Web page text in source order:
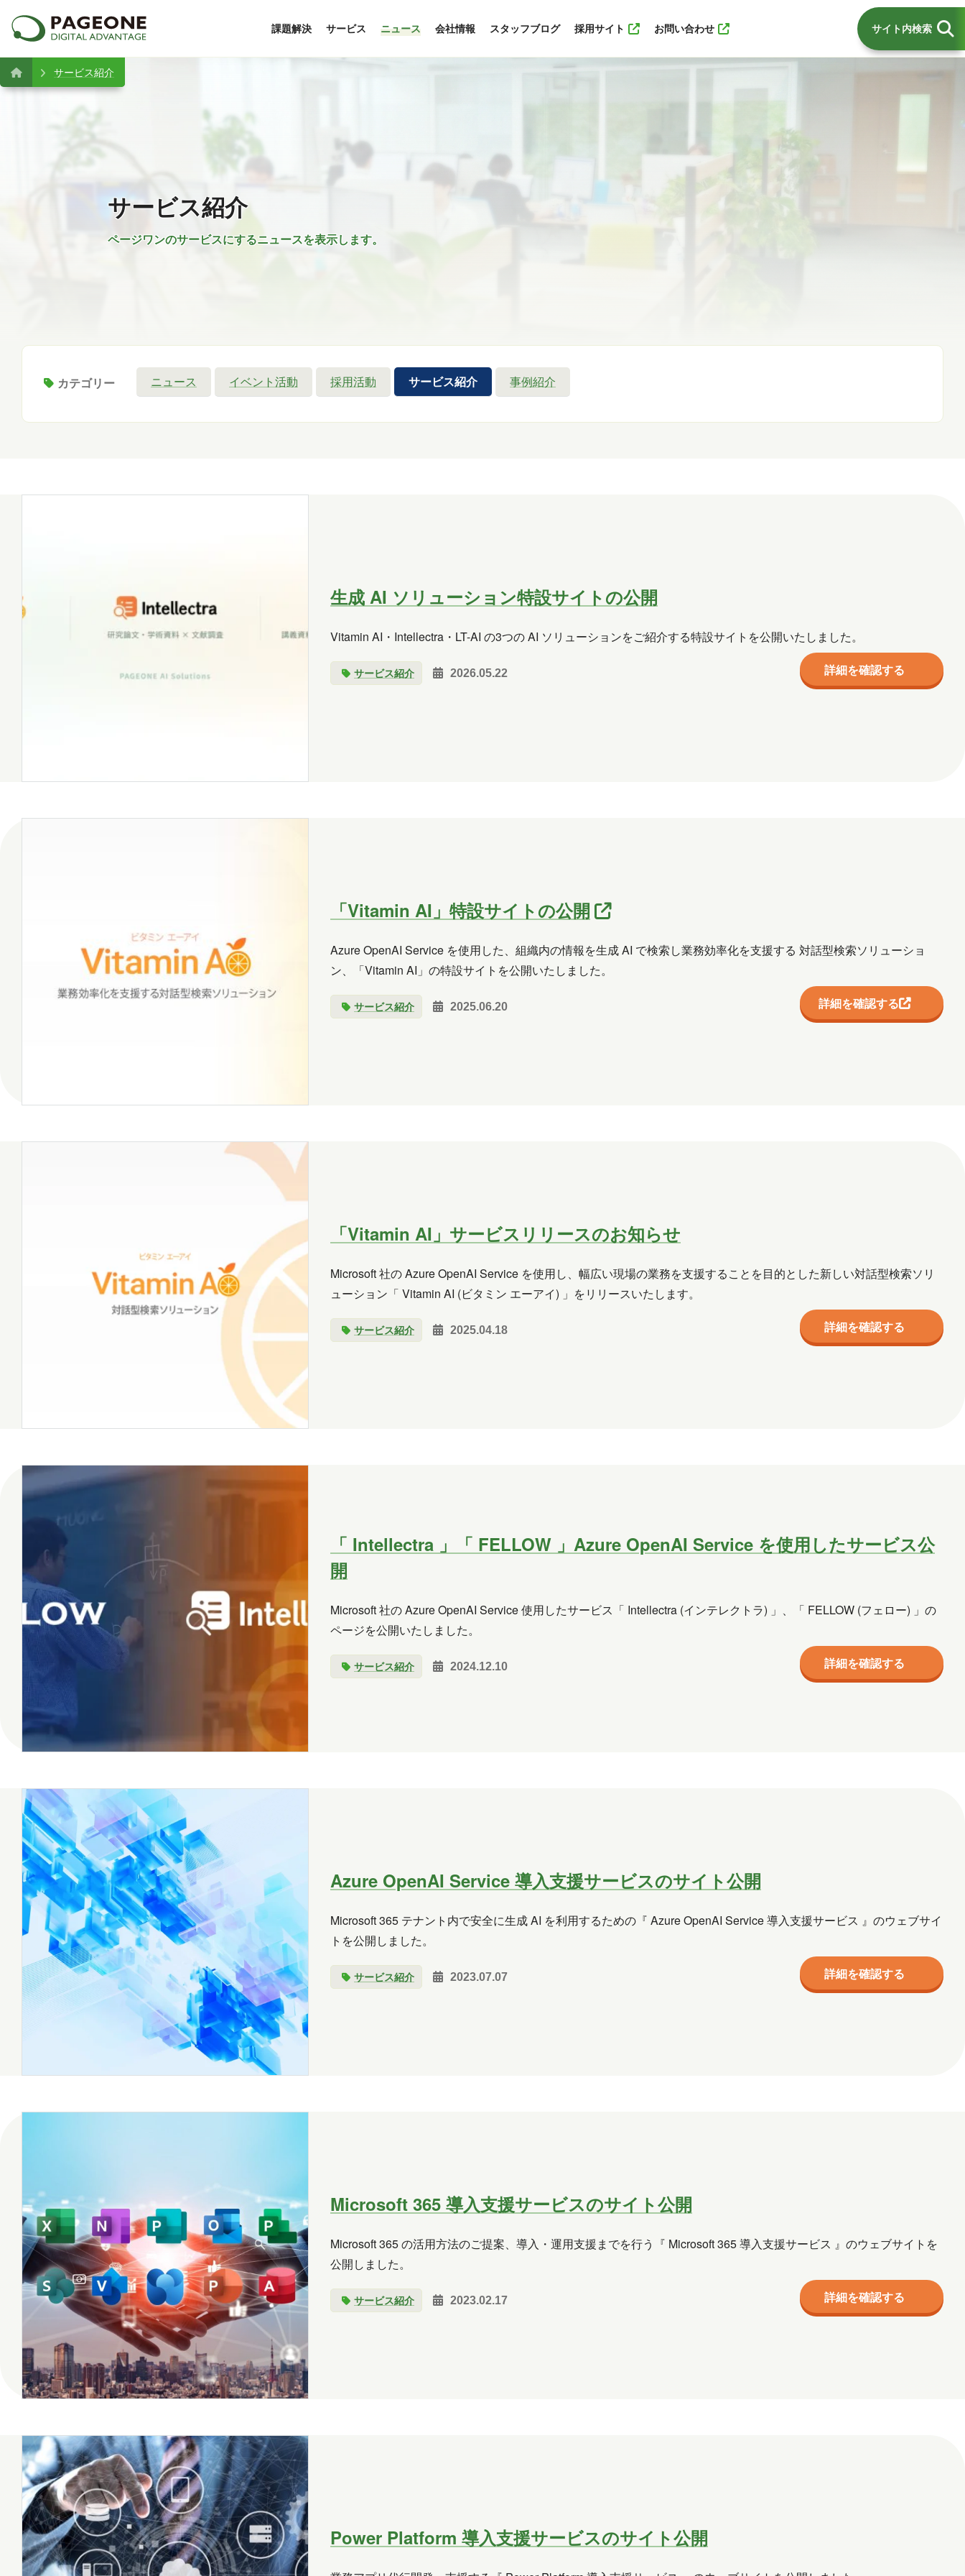
課題解決 サービス ニュース 会社情報 スタッフブログ 採用サイト お問い合わせ サイト内検索
サービス紹介
サービス紹介
ページワンのサービスにするニュースを表示します。
カテゴリー ニュース イベント活動 採用活動 サービス紹介 事例紹介
生成 AI ソリューション特設サイトの公開
Vitamin AI・Intellectra・LT-AI の3つの AI ソリューションをご紹介する特設サイトを公開いたしました。
サービス紹介 2026.05.22 詳細を確認する
「Vitamin AI」特設サイトの公開
Azure OpenAI Service を使用した、組織内の情報を生成 AI で検索し業務効率化を支援する 対話型検索ソリューショ
ン、「Vitamin AI」の特設サイトを公開いたしました。
サービス紹介 2025.06.20 詳細を確認する
「Vitamin AI」サービスリリースのお知らせ
Microsoft 社の Azure OpenAI Service を使用し、幅広い現場の業務を支援することを目的とした新しい対話型検索ソリ
ューション「 Vitamin AI (ビタミン エーアイ) 」をリリースいたします。
サービス紹介 2025.04.18 詳細を確認する
「 Intellectra 」「 FELLOW 」Azure OpenAI Service を使用したサービス公
開
Microsoft 社の Azure OpenAI Service 使用したサービス「 Intellectra (インテレクトラ) 」、「 FELLOW (フェロー) 」の
ページを公開いたしました。
サービス紹介 2024.12.10 詳細を確認する
Azure OpenAI Service 導入支援サービスのサイト公開
Microsoft 365 テナント内で安全に生成 AI を利用するための『 Azure OpenAI Service 導入支援サービス 』のウェブサイ
トを公開しました。
サービス紹介 2023.07.07 詳細を確認する
Microsoft 365 導入支援サービスのサイト公開
Microsoft 365 の活用方法のご提案、導入・運用支援までを行う『 Microsoft 365 導入支援サービス 』のウェブサイトを
公開しました。
サービス紹介 2023.02.17 詳細を確認する
Power Platform 導入支援サービスのサイト公開